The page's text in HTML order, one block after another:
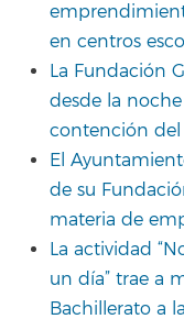
en centros
La Fundación
desde la
contención del
El
de su
materia de
La actividad
un día” trae a
Bachillerato a